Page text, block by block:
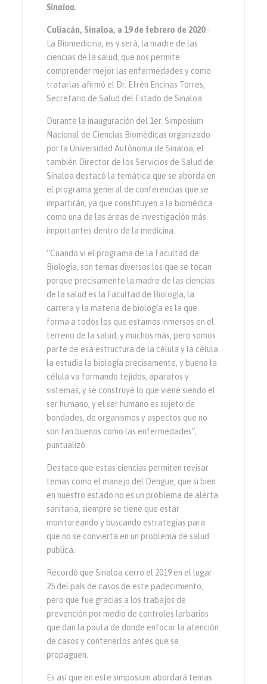
Sinaloa.
Culiacán, Sinaloa, a 19 de febrero de 2020.-
La Biomedicina, es y será, la madre de las
ciencias de la salud, que nos permite
comprender mejor las enfermedades y como
tratarlas afirmó el Dr. Efrén Encinas Torres,
Secretario de Salud del Estado de Sinaloa.
Durante la inauguración del 1er. Simposium
Nacional de Ciencias Biomédicas organizado
por la Universidad Autónoma de Sinaloa, el
también Director de los Servicios de Salud de
Sinaloa destacó la temática que se aborda en
el programa general de conferencias que se
impartirán, ya que constituyen a la biomédica
como una de las áreas de investigación más
importantes dentro de la medicina.
“Cuando vi el programa de la Facultad de
Biología, son temas diversos los que se tocan
porque precisamente la madre de las ciencias
de la salud es la Facultad de Biología, la
carrera y la materia de biología es la que
forma a todos los que estamos inmersos en el
terreno de la salud, y muchos más, pero somos
parte de esa estructura de la célula y la célula
la estudia la biología precisamente, y bueno la
célula va formando tejidos, aparatos y
sistemas, y se construye lo que viene siendo el
ser humano, y el ser humano es sujeto de
bondades, de organismos y aspectos que no
son tan buenos como las enfermedades”,
puntualizó.
Destaco que estas ciencias permiten revisar
temas como el manejo del Dengue, que si bien
en nuestro estado no es un problema de alerta
sanitaria, siempre se tiene que estar
monitoreando y buscando estrategias para
que no se convierta en un problema de salud
publica.
Recordó que Sinaloa cerro el 2019 en el lugar
25 del país de casos de este padecimiento,
pero que fue gracias a los trabajos de
prevención por medio de controles larbarios
que dan la pauta de donde enfocar la atención
de casos y contenerlos antes que se
propaguen.
Es así que en este simposium abordará temas